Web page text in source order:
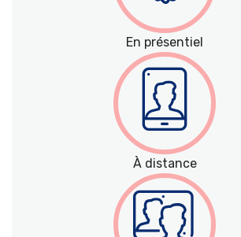
En présentiel
À distance